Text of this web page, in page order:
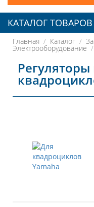
КАТАЛОГ ТОВАРОВ
Главная Каталог
Электрооборудование